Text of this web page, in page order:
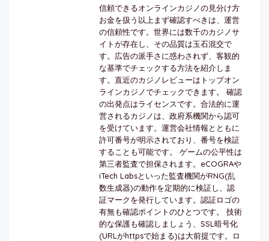
信頼できるオンラインカジノの見分け方
お金を扱う以上まず確認すべきは、運営
の信頼性です。世界には数千のカジノサ
イトが存在し、その品質は玉石混交で
す。広告の派手さに惑わされず、客観的
な基準でチェックする方法を紹介しま
す。直近のカジノレビューはトップオン
ラインカジノでチェックできます。 確認
の出発点はライセンスです。合法的に運
営されるカジノは、政府系機関から認可
を受けています。運営会社情報とともに
許可番号が明示されており、番号を検証
することも可能です。 ゲームの公平性は
第三者監査で担保されます。eCOGRAや
iTech Labsといった監査機関がRNG(乱
数生成器)の動作を定期的に検証し、認
証マークを発行しています。認証ロゴの
有無も確認ポイントのひとつです。 技術
的な保護も確認しましょう、SSL暗号化
(URLがhttpsで始まる)は大前提です。ロ